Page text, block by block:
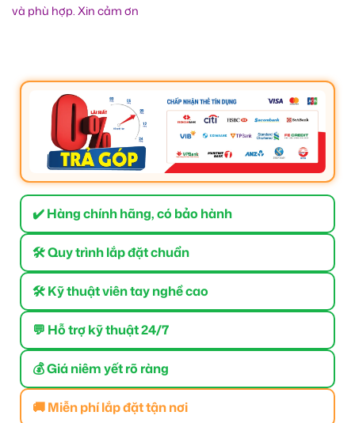
và phù hợp. Xin cảm ơn
✔️ Hàng chính hãng, có bảo hành
🛠 Quy trình lắp đặt chuẩn
🛠 Kỹ thuật viên tay nghề cao
💬 Hỗ trợ kỹ thuật 24/7
💰 Giá niêm yết rõ ràng
🚚 Miễn phí lắp đặt tận nơi